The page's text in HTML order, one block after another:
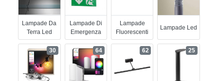
Lampade Da
Terra Led
Lampade Di
Emergenza
Lampade
Fluorescenti
Lampade Led
30 64 62 25